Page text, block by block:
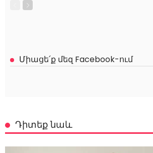
Միացե՛ք մեզ Facebook-ում
Դիտեք նաև